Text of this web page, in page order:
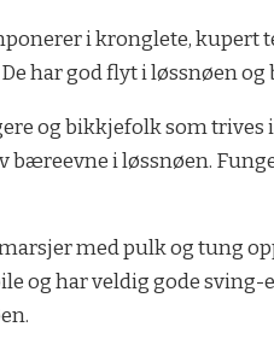
i kronglete, kupert
har god flyt i løssnøen
og bikkjefolk som
i løssnøen.
med pulk og tung
og har veldig gode